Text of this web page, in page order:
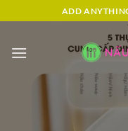
qua
dung
ADD